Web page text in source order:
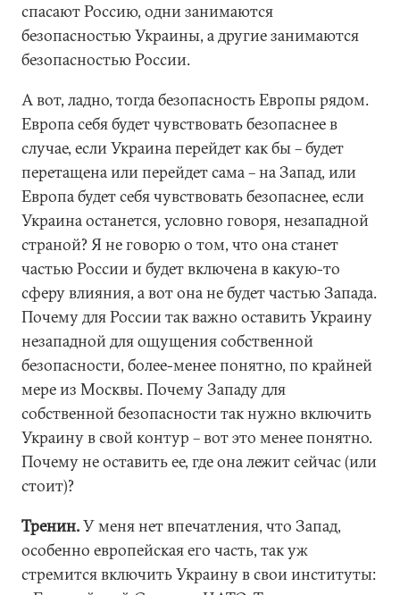
спасают Россию, одни занимаются
безопасностью Украины, а другие занимаются
безопасностью России.
А вот, ладно, тогда безопасность Европы рядом.
Европа себя будет чувствовать безопаснее в
случае, если Украина перейдет как бы – будет
перетащена или перейдет сама – на Запад, или
Европа будет себя чувствовать безопаснее, если
Украина останется, условно говоря, незападной
страной? Я не говорю о том, что она станет
частью России и будет включена в какую-то
сферу влияния, а вот она не будет частью Запада.
Почему для России так важно оставить Украину
незападной для ощущения собственной
безопасности, более-менее понятно, по крайней
мере из Москвы. Почему Западу для
собственной безопасности так нужно включить
Украину в свой контур – вот это менее понятно.
Почему не оставить ее, где она лежит сейчас (или
стоит)?
Тренин.У меня нет впечатления, что Запад,
особенно европейская его часть, так уж
стремится включить Украину в свои институты: